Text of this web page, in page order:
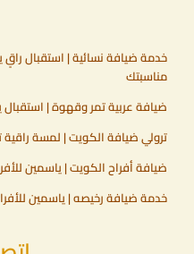
خدمة ضيافة نسائية | استقبال
مناسبتك
ضيافة عربية تمر وقهوة | استقبال
ترولي ضيافة الكويت | لمسة
ضيافة أفراح الكويت | ياسمين
خدمة ضيافة رخيصه | ياسمين